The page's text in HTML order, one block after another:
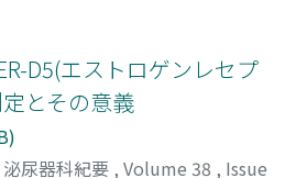
D5(エストロゲンレセプ
とその意義
泌尿器科紀要 , Volume 38 , Issue